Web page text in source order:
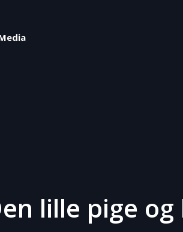
lille pige og